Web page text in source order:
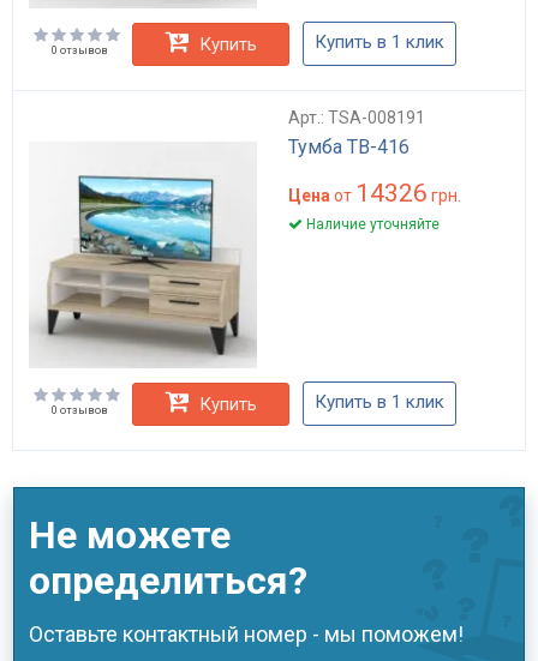
0 отзывов Купить Купить в 1 клик
Арт.: TSA-008191
Тумба ТВ-416
Цена от 14326 грн.
Наличие уточняйте
0 отзывов Купить Купить в 1 клик
Не можете
определиться?
Оставьте контактный номер - мы поможем!